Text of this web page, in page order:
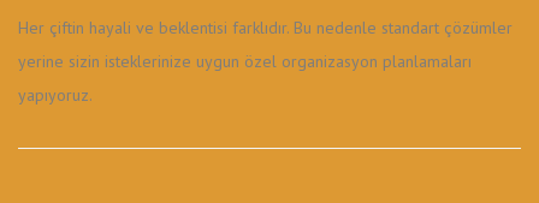
Her çiftin hayali ve beklentisi farklıdır. Bu nedenle standart çözümler
yerine sizin isteklerinize uygun özel organizasyon planlamaları
yapıyoruz.